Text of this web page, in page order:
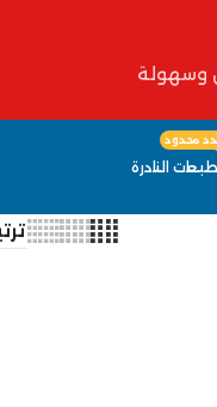
النادرة
محدود